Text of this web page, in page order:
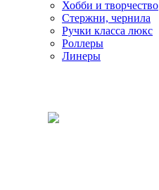
Хобби и творчество
Стержни, чернила
Ручки класса люкс
Роллеры
Линеры